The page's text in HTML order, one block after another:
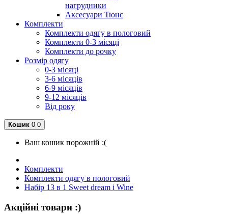
нагрудники
Аксесуари Тюнс
Комплекти
Комплекти одягу в пологовий
Комплекти 0-3 місяці
Комплекти до рочку
Розмір одягу
0-3 місяці
3-6 місяців
6-9 місяців
9-12 місяців
Від року
Кошик 0 0
Ваш кошик порожній :(
Комплекти
Комплекти одягу в пологовий
Набір 13 в 1 Sweet dream і Wine
Акційні товари :)